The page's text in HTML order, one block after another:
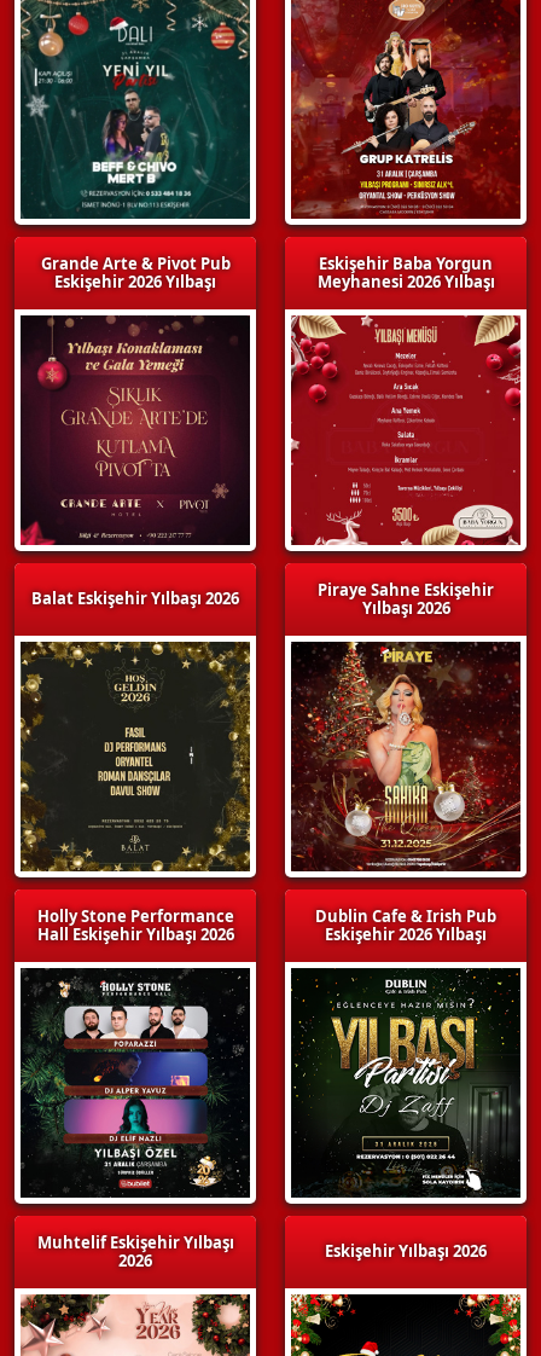
Grande Arte & Pivot Pub
Eskişehir 2026 Yılbaşı
Balat Eskişehir Yılbaşı 2026
Holly Stone Performance
Hall Eskişehir Yılbaşı 2026
Muhtelif Eskişehir Yılbaşı
2026
Eskişehir Baba Yorgun
Meyhanesi 2026 Yılbaşı
Piraye Sahne Eskişehir
Yılbaşı 2026
Dublin Cafe & Irish Pub
Eskişehir 2026 Yılbaşı
Eskişehir Yılbaşı 2026